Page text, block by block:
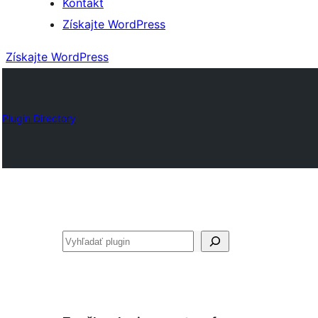
Kontakt
Získajte WordPress
Získajte WordPress
Plugin Directory
Hľadať